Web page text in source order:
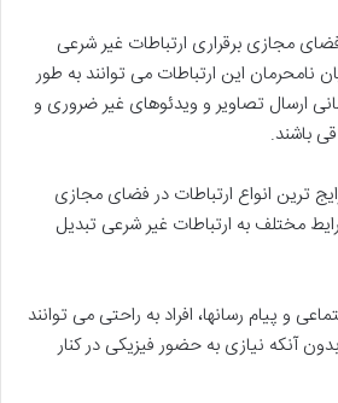
مجازی برقراری ارتباطات غیر شرعی
نامحرمان این ارتباطات می توانند به طور
ارسال تصاویر و ویدئوهای غیر ضروری و
باشند.
ترین انواع ارتباطات در فضای مجازی
مختلف به ارتباطات غیر شرعی تبدیل
و پیام رسانها، افراد به راحتی می توانند
بدون آنکه نیازی به حضور فیزیکی در کنار